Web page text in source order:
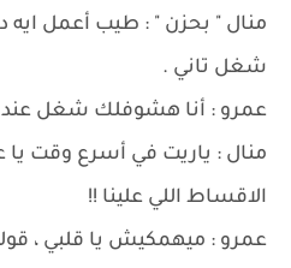
منال " بحزن " : طيب أعمل ايه
شغل تاني .
عمرو : أنا هشوفلك شغل عند
منال : ياريت في أسرع وقت
الاقساط اللي علينا !!
عمرو : ميهمكيش يا قلبي ،